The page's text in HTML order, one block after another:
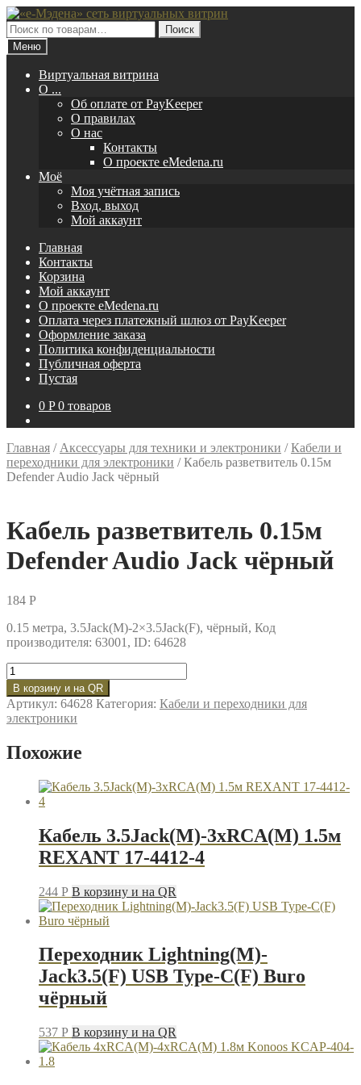
Перейти
к
навигации
Перейти
к
содержимому
Искать:
Поиск
Меню
Виртуальная витрина
O ...
Об оплате от PayKeeper
О правилах
О нас
Контакты
О проекте eMedena.ru
Моё
Моя учётная запись
Вход, выход
Мой аккаунт
Главная
Контакты
Корзина
Мой аккаунт
О проекте eMedena.ru
Оплата через платежный шлюз от PayKeeper
Оформление заказа
Политика конфиденциальности
Публичная оферта
Пустая
0 P 0 товаров
Главная / Аксессуары для техники и электроники /Кабели и
переходники для электроники /Кабель разветвитель 0.15м
Defender Audio Jack чёрный
Кабель разветвитель 0.15м
Defender Audio Jack чёрный
184 P
0.15 метра, 3.5Jack(M)-2×3.5Jack(F), чёрный, Код
производителя: 63001, ID: 64628
Количество
товара
Кабель
разветвитель
0.15м
Audio
чёрный
В корзину и на QR
Артикул: 64628 Категория: Кабели и переходники для
электроники
Похожие
Кабель 3.5Jack(M)-3xRCA(M) 1.5м
REXANT 17-4412-4
244 P В корзину и на QR
Переходник Lightning(M)-
Jack3.5(F) USB Type-C(F) Buro
чёрный
537 P В корзину и на QR